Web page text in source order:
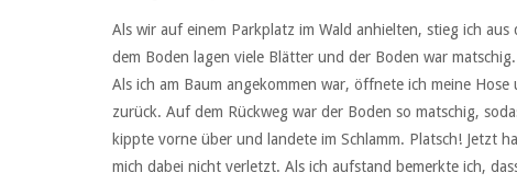
Als wir auf einem Parkplatz im Wald anhielten, stieg ich
dem Boden lagen viele Blätter und der Boden war
Als ich am Baum angekommen war, öffnete ich meine
zurück. Auf dem Rückweg war der Boden so matschig,
kippte vorne über und landete im Schlamm. Platsch! Jetzt
mich dabei nicht verletzt. Als ich aufstand bemerkte ich,